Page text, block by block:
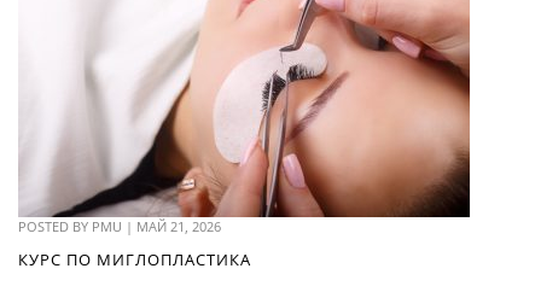
POSTED BY PMU | МАЙ 21, 2026
КУРС ПО МИГЛОПЛАСТИКА